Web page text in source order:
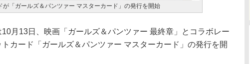
が「ガールズ＆パンツァー マスターカード」の発行を開始
月13日、映画「ガールズ＆パンツァー 最終章」とコラボレー
カード「ガールズ＆パンツァー マスターカード」の発行を開